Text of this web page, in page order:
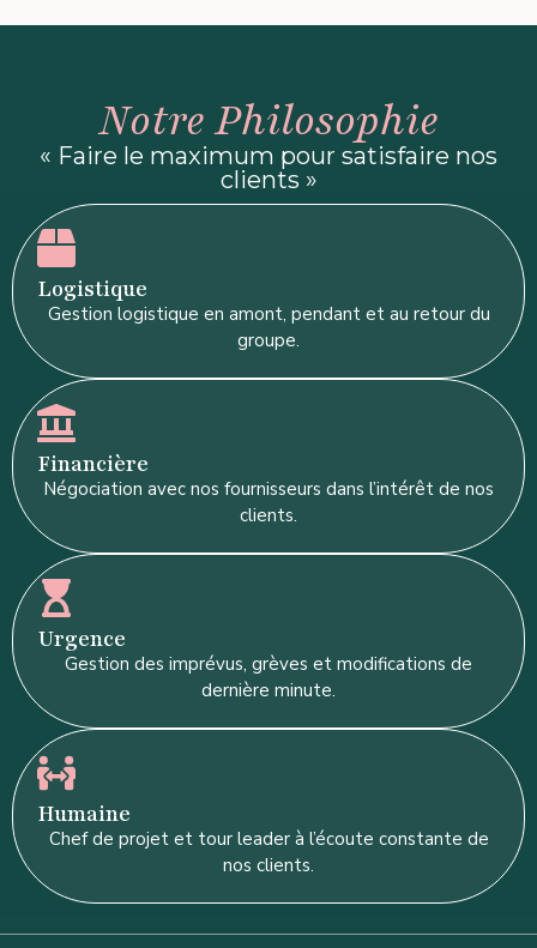
Notre Philosophie
« Faire le maximum pour satisfaire nos
clients »
Logistique
Gestion logistique en amont, pendant et au retour du
groupe.
Financière
Négociation avec nos fournisseurs dans l’intérêt de nos
clients.
Urgence
Gestion des imprévus, grèves et modifications de
dernière minute.
Humaine
Chef de projet et tour leader à l’écoute constante de
nos clients.